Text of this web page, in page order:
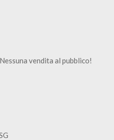
vendita al pubblico!